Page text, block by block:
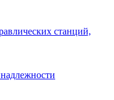
станций,